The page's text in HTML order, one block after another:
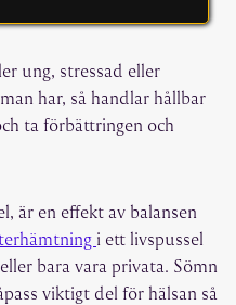
ung, stressad eller
har, så handlar hållbar
ta förbättringen och
är en effekt av balansen
i ett livspussel
bara vara privata. Sömn
viktigt del för hälsan så